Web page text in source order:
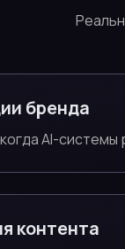
бренда
AI-
контента